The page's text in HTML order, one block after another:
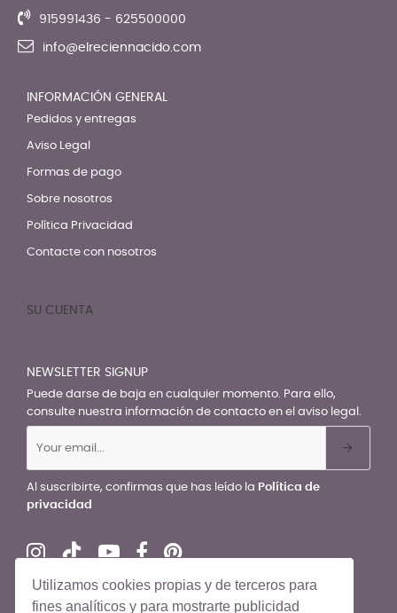
Utilizamos cookies propias y de terceros para
fines analíticos y para mostrarte publicidad
915991436 - 625500000
info@elreciennacido.com
INFORMACIÓN GENERAL
Pedidos y entregas
Aviso Legal
Formas de pago
Sobre nosotros
Política Privacidad
Contacte con nosotros
SU CUENTA
NEWSLETTER SIGNUP
Puede darse de baja en cualquier momento. Para ello,
consulte nuestra información de contacto en el aviso legal.
Al suscribirte, confirmas que has leído la Política de
privacidad